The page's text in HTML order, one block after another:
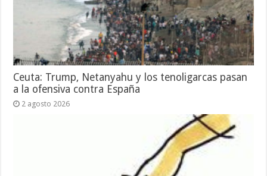
Ceuta: Trump, Netanyahu y los tenoligarcas pasan
a la ofensiva contra España
2 agosto 2026